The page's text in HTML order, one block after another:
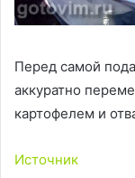
Перед самой
аккуратно
картофелем и
Источник